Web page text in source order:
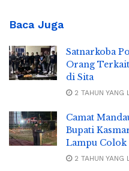
Baca Juga
Satnarkoba
Orang
di Sita
2 TAHUN YANG
Camat
Bupati
Lampu Colok
2 TAHUN YANG